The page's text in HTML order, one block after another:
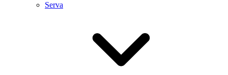
Serva